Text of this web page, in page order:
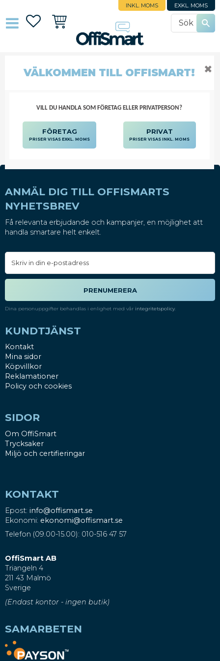
INKL. MOMS EXKL. MOMS
FavoriterKundvagn
BILDSKÄRMSSTÄLL
BILDSKÄRMSSTÄLL
ANMÄL DIG TILL OFFISMARTS
NYHETSBREV
Få relevanta erbjudande och kampanjer, en möjlighet att
handla smartare helt enkelt.
PRENUMERERA
Dina personuppgifter behandlas i enlighet med vår integritetspolicy.
KUNDTJÄNST
Kontakt
Mina sidor
Köpvillkor
Reklamationer
Policy och cookies
SIDOR
Om OffiSmart
Trycksaker
Miljö och certifieringar
KONTAKT
Epost: info@offismart.se
Ekonomi: ekonomi@offismart.se
Telefon (09.00-15.00): 010-516 47 57
OffiSmart AB
Triangeln 4
211 43 Malmö
Sverige
(Endast kontor - ingen butik)
SAMARBETEN
VÄLKOMMEN TILL OFFISMART!
VILL DU HANDLA SOM FÖRETAG ELLER PRIVATPERSON?
FÖRETAG
PRISER VISAS EXKL. MOMS
PRIVAT
PRISER VISAS INKL. MOMS
✖